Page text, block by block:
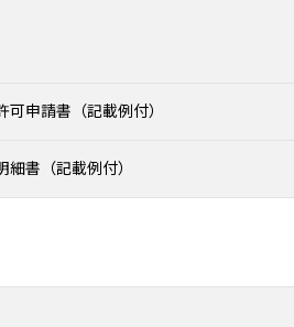
可申請書（記載例付）
細書（記載例付）